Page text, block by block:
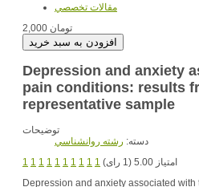
مقالات تخصصي
2,000 تومان
Depression and anxiety
pain conditions: results
representative sample
توضیحات
دسته: رشته روانشناسي
1 1 1 1 1 1 1 1 1 1
امتیاز 5.00 (1 رای)
Depression and anxiety associated